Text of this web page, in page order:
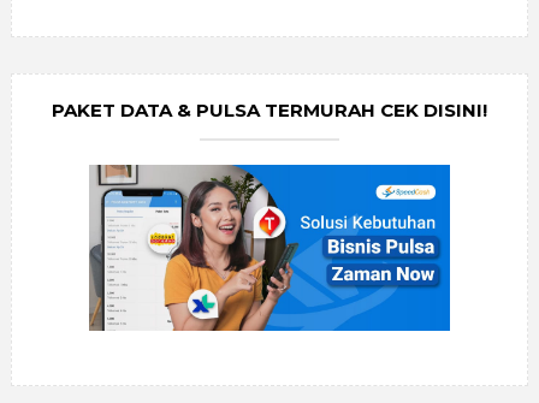
PAKET DATA & PULSA TERMURAH CEK DISINI!